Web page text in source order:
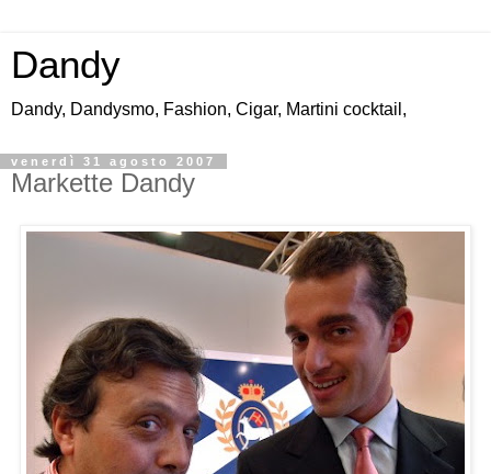
Dandy
Dandy, Dandysmo, Fashion, Cigar, Martini cocktail,
venerdì 31 agosto 2007
Markette Dandy